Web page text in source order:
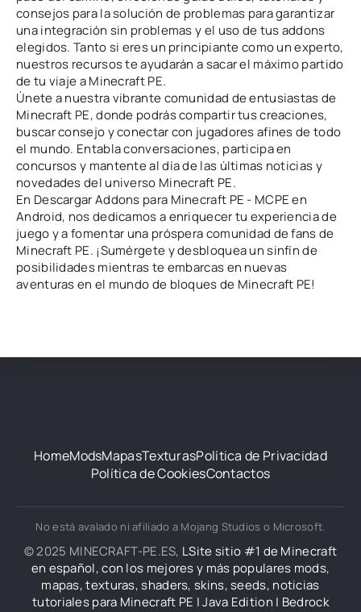
consejos para la solución de problemas para garantizar
una integración sin problemas y el uso de tus addons
elegidos. Tanto si eres un principiante como un experto,
nuestros recursos te ayudarán a sacar el máximo partido
de tu viaje a Minecraft PE.
Únete a nuestra vibrante comunidad de entusiastas de
Minecraft PE, donde podrás compartir tus creaciones,
buscar consejo y conectar con jugadores afines de todo
el mundo. Entabla conversaciones, participa en
concursos y mantente al día de las últimas noticias y
novedades del universo Minecraft PE.
En Descargar Addons para Minecraft PE - MCPE en
Android, nos dedicamos a enriquecer tu experiencia de
juego y a fomentar una próspera comunidad de fans de
Minecraft PE. ¡Sumérgete y desbloquea un sinfín de
posibilidades mientras te embarcas en nuevas
aventuras en el mundo de bloques de Minecraft PE!
HomeModsMapasTexturasPolítica de Privacidad
Política de CookiesContactos
No está avalado ni afiliado a Mojang Studios o Microsoft.
© 2025 MINECRAFT-PE.ES, LSite sitio #1 de Minecraft
en español, con los mejores y más populares mods,
mapas, texturas, shaders, skins, seeds, noticias
tutoriales para Minecraft PE | Java Edition | Bedrock